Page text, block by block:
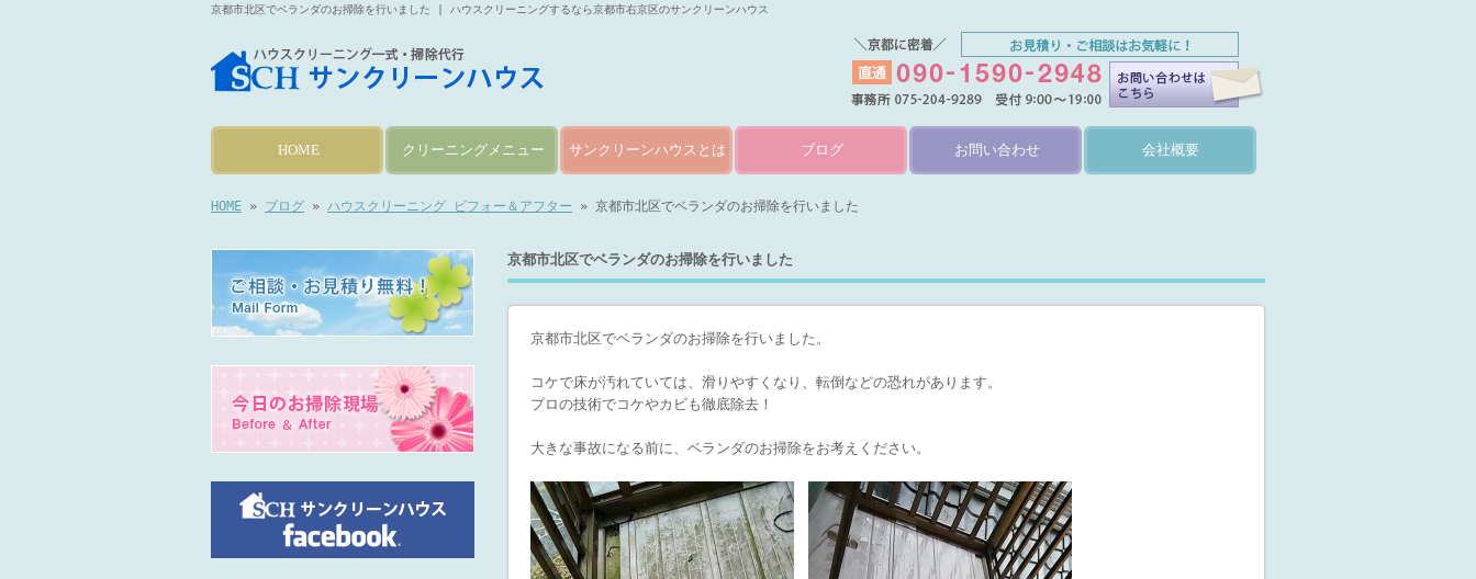
京都市北区でベランダのお掃除を行いました | ハウスクリーニングするなら京都市右京区のサンクリーンハウス
HOME クリーニングメニュー サンクリーンハウスとは ブログ お問い合わせ 会社概要
HOME » ブログ » ハウスクリーニング ビフォー＆アフター » 京都市北区でベランダのお掃除を行いました
京都市北区でベランダのお掃除を行いました
京都市北区でベランダのお掃除を行いました。
コケで床が汚れていては、滑りやすくなり、転倒などの恐れがあります。
プロの技術でコケやカビも徹底除去！
大きな事故になる前に、ベランダのお掃除をお考えください。